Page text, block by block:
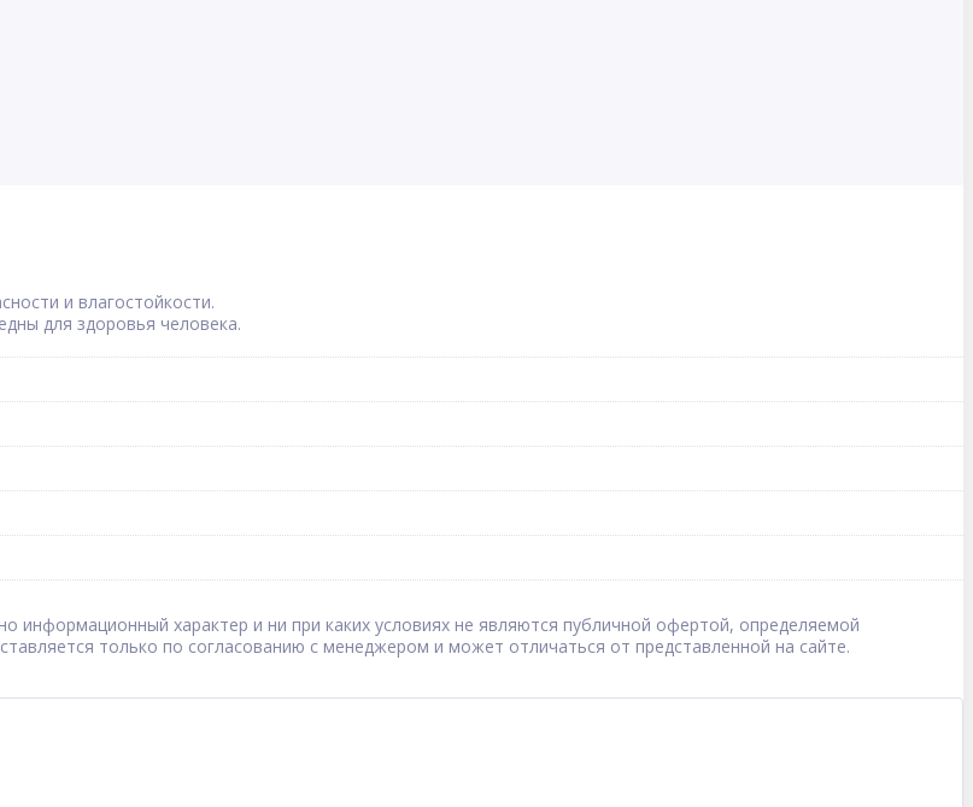
и влагостойкости.
для здоровья человека.
информационный характер и ни при каких условиях не являются публичной офертой, определяемой
только по согласованию с менеджером и может отличаться от представленной на сайте.